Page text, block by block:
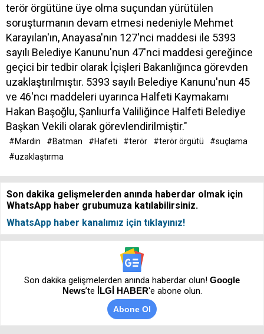
terör örgütüne üye olma suçundan yürütülen
soruşturmanın devam etmesi nedeniyle Mehmet
Karayılan'ın, Anayasa'nın 127'nci maddesi ile 5393
sayılı Belediye Kanunu'nun 47'nci maddesi gereğince
geçici bir tedbir olarak İçişleri Bakanlığınca görevden
uzaklaştırılmıştır. 5393 sayılı Belediye Kanunu'nun 45
ve 46'ncı maddeleri uyarınca Halfeti Kaymakamı
Hakan Başoğlu, Şanlıurfa Valiliğince Halfeti Belediye
Başkan Vekili olarak görevlendirilmiştir."
#Mardin #Batman #Hafeti #terör #terör örgütü
#suçlama
#uzaklaştırma
Son dakika gelişmelerden anında haberdar olmak için
WhatsApp haber grubumuza katılabilirsiniz.
WhatsApp haber kanalımız için tıklayınız!
Son dakika gelişmelerden anında haberdar olun! Google
News’te İLGİ HABER'e abone olun.
Abone Ol